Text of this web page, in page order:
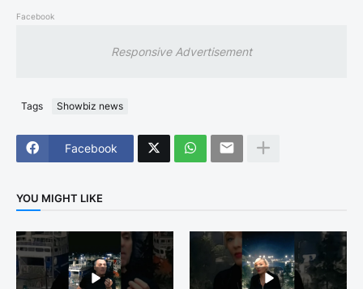
Facebook
Responsive Advertisement
Tags Showbiz news
Facebook
YOU MIGHT LIKE